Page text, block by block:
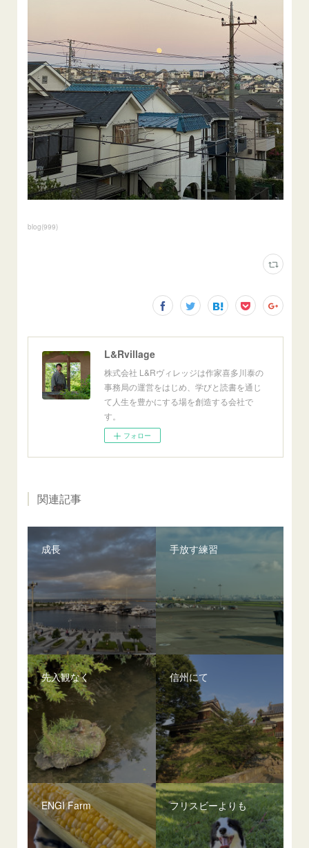
blog(999)
L&Rvillage
株式会社 L&Rヴィレッジは作家喜多川泰の
事務局の運営をはじめ、学びと読書を通じ
て人生を豊かにする場を創造する会社で
す。
フォロー
関連記事
成長 手放す練習
先入観なく 信州にて
ENGI Farm フリスビーよりも